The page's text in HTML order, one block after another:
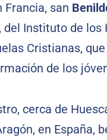
san
, del Instituto de los
Cristianas,
de los
cerca de
en España,